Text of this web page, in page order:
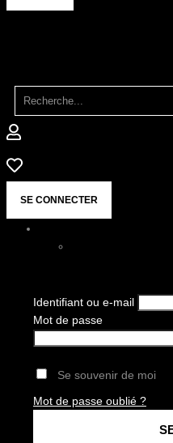
SE CONNECTER
Identifiant ou e-mail
Mot de passe
Se souvenir de moi
Mot de passe oublié ?